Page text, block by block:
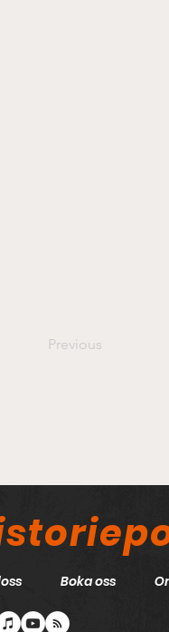
Previous
Boka oss